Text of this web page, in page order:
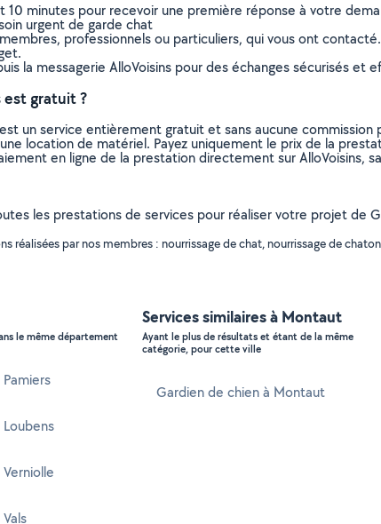
10 minutes pour recevoir une première réponse à votre
urgent de garde chat
professionnels ou particuliers, qui vous ont
la messagerie AlloVoisins pour des échanges sécurisés et
est gratuit ?
un service entièrement gratuit et sans aucune
location de matériel. Payez uniquement le prix de la
en ligne de la prestation directement sur AlloVoisins,
les prestations de services pour réaliser votre projet de
réalisées par nos membres : nourrissage de chat, nourrissage de
le même département
Services similaires à Montaut
Ayant le plus de résultats et étant de la même
catégorie, pour cette ville
Gardien de chien à Montaut